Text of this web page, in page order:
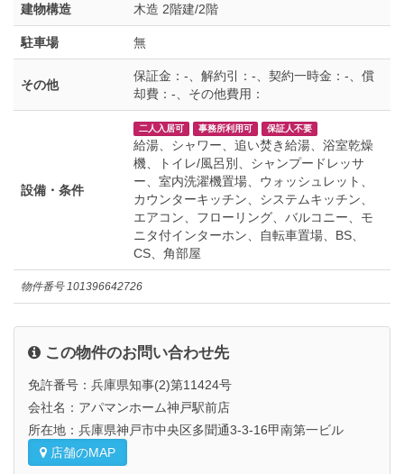
物件番号101396642726
建物構造 木造 2階建/2階
駐車場 無
その他
保証金：-、解約引：-、契約一時金：-、償
却費：-、その他費用：
設備・条件
二人入居可 事務所利用可 保証人不要
給湯、シャワー、追い焚き給湯、浴室乾燥
機、トイレ/風呂別、シャンプードレッサ
ー、室内洗濯機置場、ウォッシュレット、
カウンターキッチン、システムキッチン、
エアコン、フローリング、バルコニー、モ
ニタ付インターホン、自転車置場、BS、
CS、角部屋
この物件のお問い合わせ先
免許番号：兵庫県知事(2)第11424号
会社名：アパマンホーム神戸駅前店
所在地：兵庫県神戸市中央区多聞通3-3-16甲南第一ビル
店舗のMAP